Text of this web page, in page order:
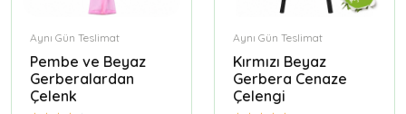
Aynı Gün Teslimat
Pembe ve Beyaz
Gerberalardan
Çelenk
Aynı Gün Teslimat
Kırmızı Beyaz
Gerbera Cenaze
Çelengi